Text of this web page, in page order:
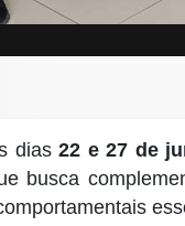
dias22 e 27 de
busca